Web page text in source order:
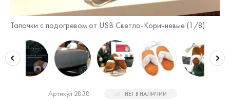
Тапочки с подогревом от USB Светло-Коричневые (1 /8)
Артикул 2838 НЕТ В НАЛИЧИИ